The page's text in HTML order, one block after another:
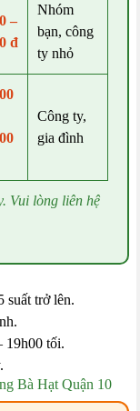
–
đ
Nhóm
bạn, công
ty nhỏ
Công ty,
gia đình
Vui lòng liên hệ
suất trở lên.
19h00 tối.
Bà Hạt Quận 10